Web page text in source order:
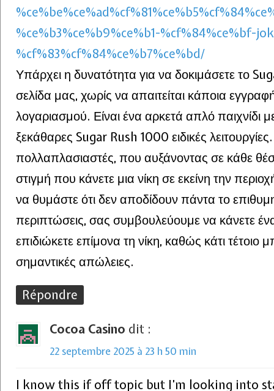
%ce%b3%ce%b9%ce%b1-%cf%84%ce%bf-
%cf%83%cf%84%ce%b7%ce%bd/
Υπάρχει η δυνατότητα για να δοκιμάσετε το
σελίδα μας, χωρίς να απαιτείται κάποια
λογαριασμού. Είναι ένα αρκετά απλό παιχνίδι
ξεκάθαρες Sugar Rush 1000 ειδικές
πολλαπλασιαστές, που αυξάνοντας σε κάθε
στιγμή που κάνετε μια νίκη σε εκείνη την
να θυμάστε ότι δεν αποδίδουν πάντα το
περιπτώσεις, σας συμβουλεύουμε να κάνετε
επιδιώκετε επίμονα τη νίκη, καθώς κάτι τέτοιο
σημαντικές απώλειες.
Répondre
Cocoa Casino dit :
22 septembre 2025 à 23 h 50 min
I know this if off topic but I’m looking into